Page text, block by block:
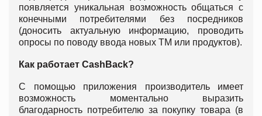
появляется уникальная возможность общаться с
конечными потребителями без посредников
(доносить актуальную информацию, проводить
опросы по поводу ввода новых ТМ или продуктов).
Как работает CashBack?
С помощью приложения производитель имеет
возможность моментально выразить
благодарность потребителю за покупку товара (в